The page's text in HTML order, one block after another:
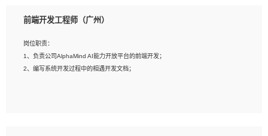
8、有良好的文档编写能力和沟通能力，有RHCE证书优先
岗位要求：
2、熟悉产品及需求规划工具，如:Axure、Xmind、MS Project等；
3、具备良好的交流协调能力，有较强的责任感、工作积极主动；
4、有较强的系统需求分析、文档编写能力、沟通能力；
前端开发工程师（广州）
岗位职责：
1、负责公司AlphaMind AI能力开放平台的前端开发；
2、编写系统开发过程中的相遇开发文档；